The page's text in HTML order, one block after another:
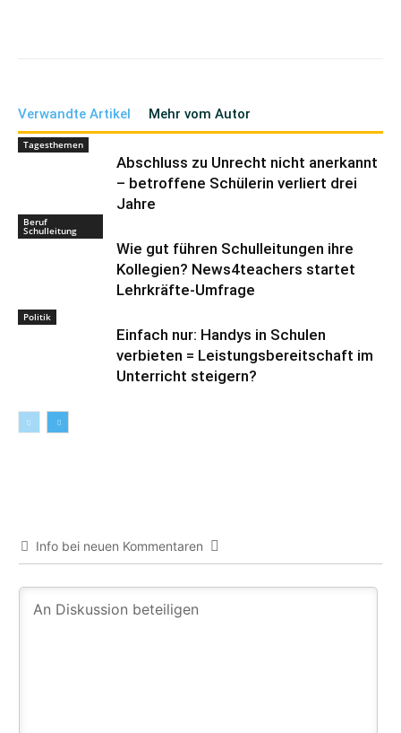
Verwandte Artikel Mehr vom Autor
Tagesthemen
Abschluss zu Unrecht nicht anerkannt
– betroffene Schülerin verliert drei
Jahre
Beruf
Schulleitung
Wie gut führen Schulleitungen ihre
Kollegien? News4teachers startet
Lehrkräfte-Umfrage
Politik
Einfach nur: Handys in Schulen
verbieten = Leistungsbereitschaft im
Unterricht steigern?
Info bei neuen Kommentaren